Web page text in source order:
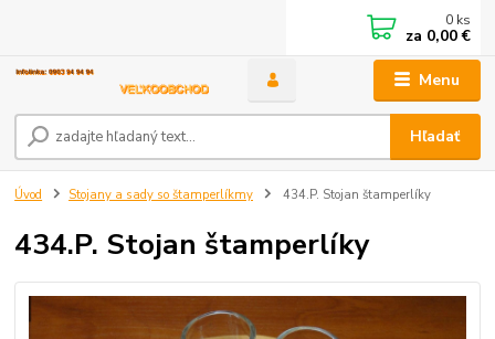
Menu
Hľadať
0 ks
za 0,00 €
Úvod Stojany a sady so štamperlíkmy 434.P. Stojan štamperlíky
434.P. Stojan štamperlíky